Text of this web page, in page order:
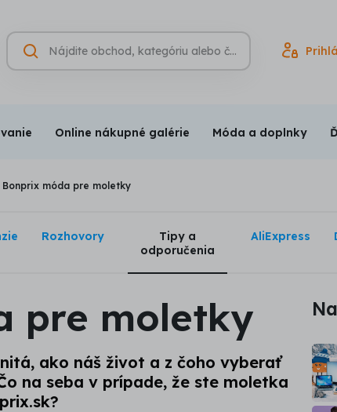
Vyhľadávanie
Hľadať
Online nákupné galérie Móda a doplnky
Bonprix móda pre moletky
Rozhovory
Tipy a
odporučenia
AliExpress
pre moletky
ako náš život a z čoho vyberať
na seba v prípade, že ste moletka